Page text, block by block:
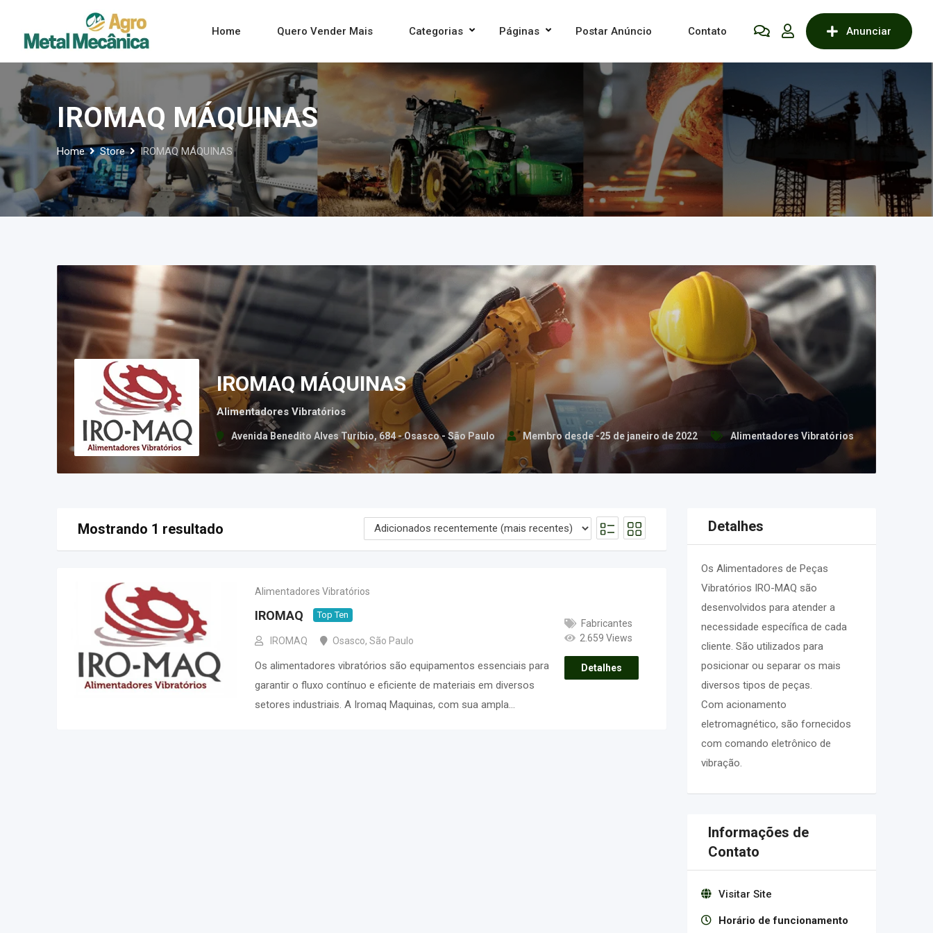
content
Anunciar
Home Quero Vender Mais Categorias Páginas Postar Anúncio Contato
IROMAQ MÁQUINAS
Home Store IROMAQ MÁQUINAS
IROMAQ MÁQUINAS
Alimentadores Vibratórios
Avenida Benedito Alves Turíbio, 684 - Osasco - São Paulo Membro desde -25 de janeiro de 2022 Alimentadores Vibratórios
Mostrando 1 resultado
Alimentadores Vibratórios
IROMAQ Top Ten
IROMAQ Osasco, São Paulo
Os alimentadores vibratórios são equipamentos essenciais para
garantir o fluxo contínuo e eficiente de materiais em diversos
setores industriais. A Iromaq Maquinas, com sua ampla…
Fabricantes
2.659 Views
Detalhes
Detalhes
Os Alimentadores de Peças
Vibratórios IRO-MAQ são
desenvolvidos para atender a
necessidade específica de cada
cliente. São utilizados para
posicionar ou separar os mais
diversos tipos de peças.
Com acionamento
eletromagnético, são fornecidos
com comando eletrônico de
vibração.
Informações de
Contato
Visitar Site
Horário de funcionamento